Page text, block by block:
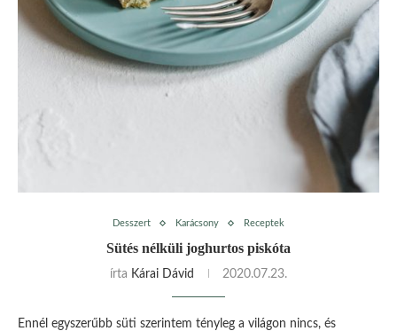
Desszert Karácsony Receptek
Sütés nélküli joghurtos piskóta
írta Kárai Dávid 2020.07.23.
Ennél egyszerűbb süti szerintem tényleg a világon nincs, és